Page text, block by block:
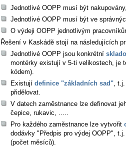
Jednotlivé OOPP musí být
Jednotlivé OOPP musí být ve
O výdeji OOPP jednotlivým
Řešení v Kaskádě stojí na následujících
Jednotlivé OOPP jsou konkrétní
montérky existují v 5-ti velikostech, je
kódem).
Existují definice "základních sad",
přidělovat.
V datech zaměstnance lze definovat
čepice, rukavic, .....
Pro každého zaměstnance lze vytvořit
dodávky "Předpis pro výdej OOPP",
(počet měsíců).